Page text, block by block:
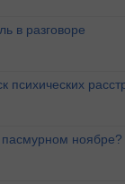
в разговоре
психических
пасмурном ноябре?